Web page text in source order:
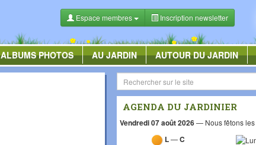
Espace membres Inscription newsletter
ALBUMSPHOTOS AU JARDIN AUTOUR DU JARDIN
AGENDA DU JARDINIER
Vendredi 07 août 2026— Nous fêtons
L—C